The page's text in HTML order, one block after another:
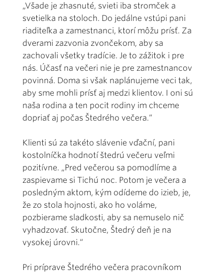
„Všade je zhasnuté, svieti iba stromček a
svetielka na stoloch. Do jedálne vstúpi pani
riaditeľka a zamestnanci, ktorí môžu prísť. Za
dverami zazvonia zvončekom, aby sa
zachovali všetky tradície. Je to zážitok i pre
nás. Účasť na večeri nie je pre zamestnancov
povinná. Doma si však naplánujeme veci tak,
aby sme mohli prísť aj medzi klientov. I oni sú
naša rodina a ten pocit rodiny im chceme
dopriať aj počas Štedrého večera.“
Klienti sú za takéto slávenie vďační, pani
kostolníčka hodnotí štedrú večeru veľmi
pozitívne. „Pred večerou sa pomodlíme a
zaspievame si Tichú noc. Potom je večera a
posledným aktom, kým odídeme do izieb, je,
že zo stola hojnosti, ako ho voláme,
pozbierame sladkosti, aby sa nemuselo nič
vyhadzovať. Skutočne, Štedrý deň je na
vysokej úrovni.“
Pri príprave Štedrého večera pracovníkom